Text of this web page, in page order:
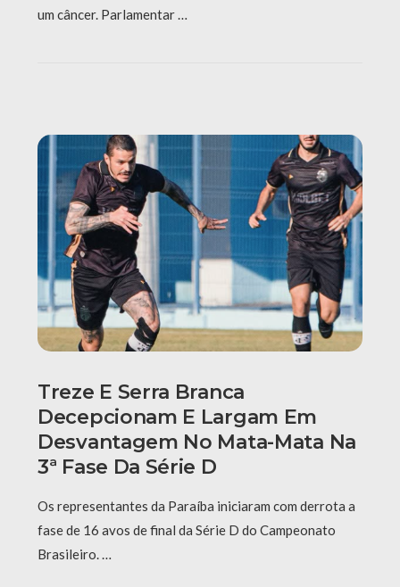
um câncer. Parlamentar …
Treze E Serra Branca
Decepcionam E Largam Em
Desvantagem No Mata-Mata Na
3ª Fase Da Série D
Os representantes da Paraíba iniciaram com derrota a
fase de 16 avos de final da Série D do Campeonato
Brasileiro. …